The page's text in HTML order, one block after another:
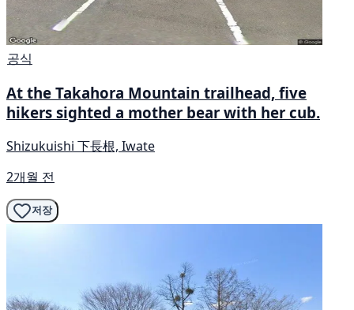
공식
At the Takahora Mountain trailhead, five
hikers sighted a mother bear with her cub.
Shizukuishi 下長根, Iwate
2개월 전
저장